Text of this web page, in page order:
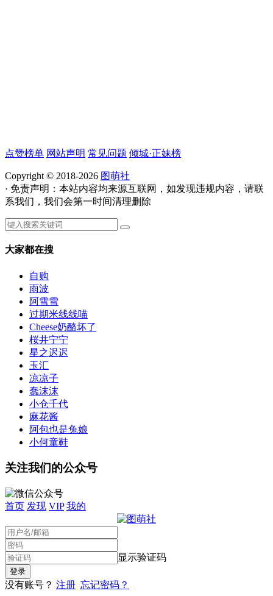
点赞榜单 网站声明 常见问题 倾城·正妹榜
Copyright © 2018-2026 图萌社
· 免责声明：本站内容均来源互联网，如发现违规内容，请联
系我们，我们会第一时间清理删除
大家都在搜
自购
雨波
阿雪雪
过期米线线喵
Cheese奶酪坏了
桜井宁宁
星之迟迟
玉汇
凉凉子
蠢沫沫
小仓千代
麻花酱
阿包也是兔娘
小何童鞋
关注我们的公众号
首页 发现 VIP 我的
显示验证码
没有账号？ 注册 忘记密码？